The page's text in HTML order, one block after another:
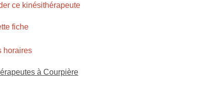
ce kinésithérapeute
fiche
horaires
à Courpière